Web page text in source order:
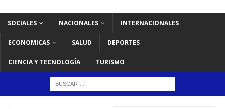
SOCIALES NACIONALES INTERNACIONALES
ECONOMICAS SALUD DEPORTES
CIENCIA Y TECNOLOGÍA TURISMO